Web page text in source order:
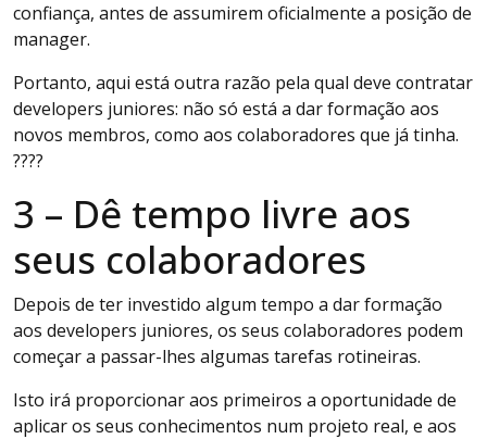
confiança, antes de assumirem oficialmente a posição de
manager.
Portanto, aqui está outra razão pela qual deve contratar
developers juniores: não só está a dar formação aos
novos membros, como aos colaboradores que já tinha.
????
3 – Dê tempo livre aos
seus colaboradores
Depois de ter investido algum tempo a dar formação
aos developers juniores, os seus colaboradores podem
começar a passar-lhes algumas tarefas rotineiras.
Isto irá proporcionar aos primeiros a oportunidade de
aplicar os seus conhecimentos num projeto real, e aos